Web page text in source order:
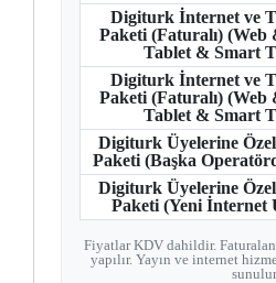
Digiturk İnternet ve
Paketi (Faturalı) (Web
Tablet & Smart
Digiturk İnternet ve
Paketi (Faturalı) (Web
Tablet & Smart
Digiturk Üyelerine
Paketi (Başka
Digiturk Üyelerine
Paketi (Yeni İnternet
Fiyatlar KDV dahildir.
yapılır. Yayın ve internet